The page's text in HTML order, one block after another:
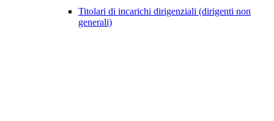
Titolari di incarichi dirigenziali (dirigenti non
generali)